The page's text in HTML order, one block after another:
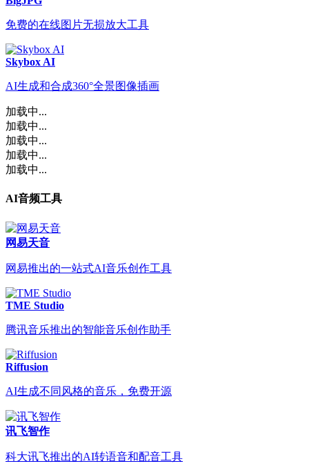
免费的在线图片无损放大工具
Skybox AI
AI生成和合成360°全景图像插画
加载中...
加载中...
加载中...
加载中...
加载中...
AI音频工具
网易天音
网易推出的一站式AI音乐创作工具
TME Studio
腾讯音乐推出的智能音乐创作助手
Riffusion
AI生成不同风格的音乐，免费开源
讯飞智作
科大讯飞推出的AI转语音和配音工具